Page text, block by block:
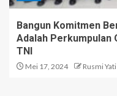
Bangun Komitmen
Adalah Perkumpulan
TNI
Mei 17, 2024 Rusmi Yati